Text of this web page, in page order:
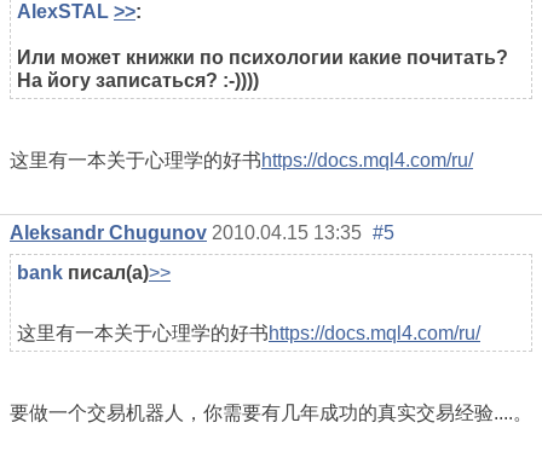
AlexSTAL >>:
Или может книжки по психологии какие почитать?
На йогу записаться? :-))))
这里有一本关于心理学的好书https://docs.mql4.com/ru/
Aleksandr Chugunov 2010.04.15 13:35 #5
bank писал(а)>>
这里有一本关于心理学的好书https://docs.mql4.com/ru/
要做一个交易机器人，你需要有几年成功的真实交易经验....。